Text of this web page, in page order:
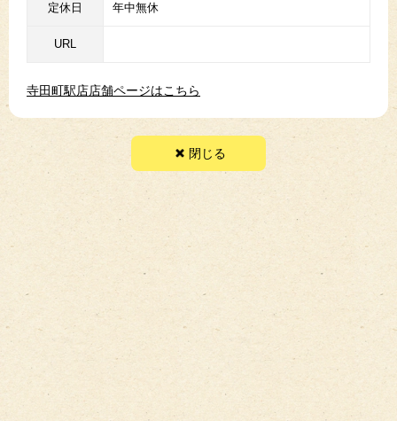
定休日 年中無休
URL
寺田町駅店店舗ページはこちら
閉じる